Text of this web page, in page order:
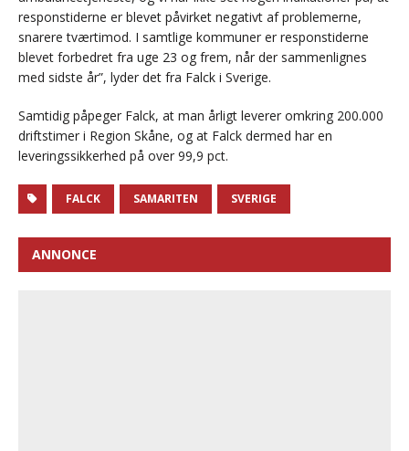
responstiderne er blevet påvirket negativt af problemerne,
snarere tværtimod. I samtlige kommuner er responstiderne
blevet forbedret fra uge 23 og frem, når der sammenlignes
med sidste år”, lyder det fra Falck i Sverige.
Samtidig påpeger Falck, at man årligt leverer omkring 200.000
driftstimer i Region Skåne, og at Falck dermed har en
leveringssikkerhed på over 99,9 pct.
FALCK SAMARITEN SVERIGE
ANNONCE